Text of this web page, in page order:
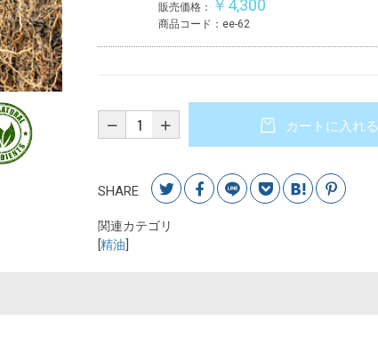
販売価格： ￥4,300
商品コード：ee-62
カートに入れる
SHARE
関連カテゴリ
[精油